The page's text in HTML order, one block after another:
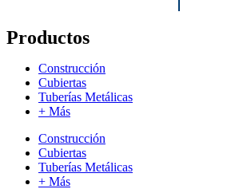
Productos
Construcción
Cubiertas
Tuberías Metálicas
+ Más
Construcción
Cubiertas
Tuberías Metálicas
+ Más